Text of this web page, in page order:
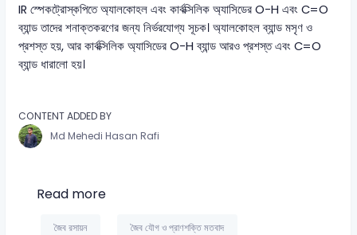
IR স্পেকট্রোস্কপিতে অ্যালকোহল এবং কার্বক্সিলিক অ্যাসিডের O-H এবং C=O
ব্যান্ড তাদের শনাক্তকরণের জন্য নির্ভরযোগ্য সূচক। অ্যালকোহল ব্যান্ড মসৃণ ও
প্রশস্ত হয়, আর কার্বক্সিলিক অ্যাসিডের O-H ব্যান্ড আরও প্রশস্ত এবং C=O
ব্যান্ড ধারালো হয়।
CONTENT ADDED BY
Md Mehedi Hasan Rafi
Read more
জৈব রসায়ন জৈব যৌগ ও প্রাণশক্তি মতবাদ